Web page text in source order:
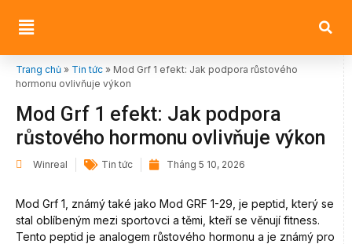
Trang chủ » Tin tức » Mod Grf 1 efekt: Jak podpora růstového
hormonu ovlivňuje výkon
Mod Grf 1 efekt: Jak podpora
růstového hormonu ovlivňuje výkon
Winreal Tin tức Tháng 5 10, 2026
Mod Grf 1, známý také jako Mod GRF 1-29, je peptid, který se
stal oblíbeným mezi sportovci a těmi, kteří se věnují fitness.
Tento peptid je analogem růstového hormonu a je známý pro